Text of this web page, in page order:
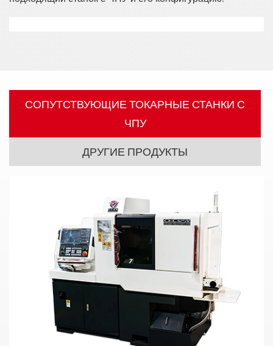
СОПУТСТВУЮЩИЕ ТОКАРНЫЕ СТАНКИ С
ЧПУ
ДРУГИЕ ПРОДУКТЫ